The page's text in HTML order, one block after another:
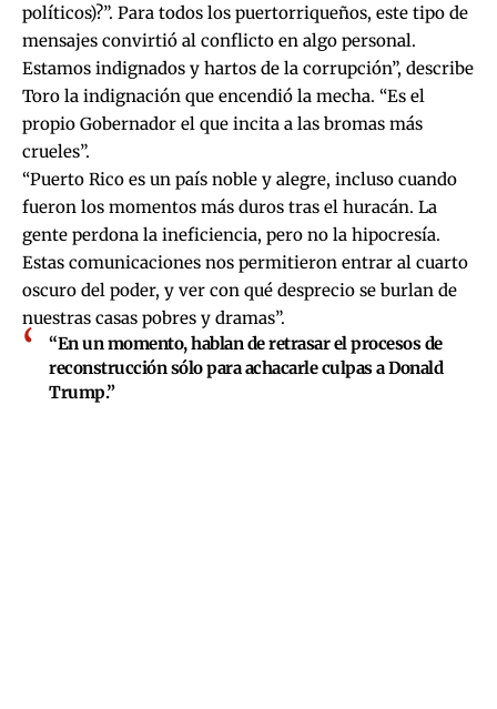
políticos)?”. Para todos los puertorriqueños, este tipo de
mensajes convirtió al conflicto en algo personal.
Estamos indignados y hartos de la corrupción”, describe
Toro la indignación que encendió la mecha. “Es el
propio Gobernador el que incita a las bromas más
crueles”.
“Puerto Rico es un país noble y alegre, incluso cuando
fueron los momentos más duros tras el huracán. La
gente perdona la ineficiencia, pero no la hipocresía.
Estas comunicaciones nos permitieron entrar al cuarto
oscuro del poder, y ver con qué desprecio se burlan de
nuestras casas pobres y dramas”.
“En un momento, hablan de retrasar el procesos de
reconstrucción sólo para achacarle culpas a Donald
Trump.”